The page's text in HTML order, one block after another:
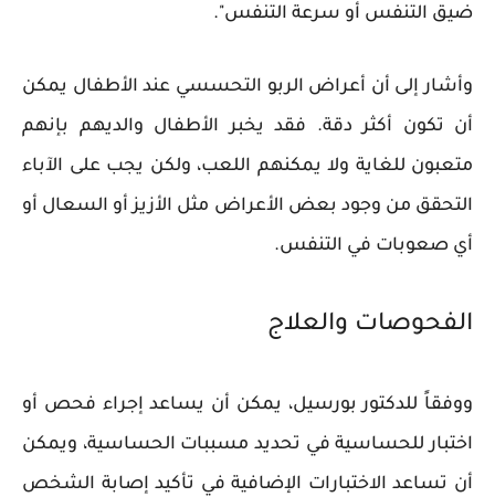
ضيق التنفس أو سرعة التنفس".
وأشار إلى أن أعراض الربو التحسسي عند الأطفال يمكن
أن تكون أكثر دقة. فقد يخبر الأطفال والديهم بإنهم
متعبون للغاية ولا يمكنهم اللعب، ولكن يجب على الآباء
التحقق من وجود بعض الأعراض مثل الأزيز أو السعال أو
أي صعوبات في التنفس.
الفحوصات والعلاج
ووفقاً للدكتور بورسيل، يمكن أن يساعد إجراء فحص أو
اختبار للحساسية في تحديد مسببات الحساسية، ويمكن
أن تساعد الاختبارات الإضافية في تأكيد إصابة الشخص